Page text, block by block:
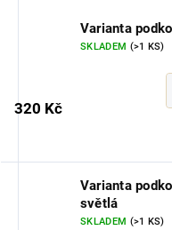
Varianta
SKLADEM (>1 KS)
320 Kč
Varianta
světlá
SKLADEM (>1 KS)